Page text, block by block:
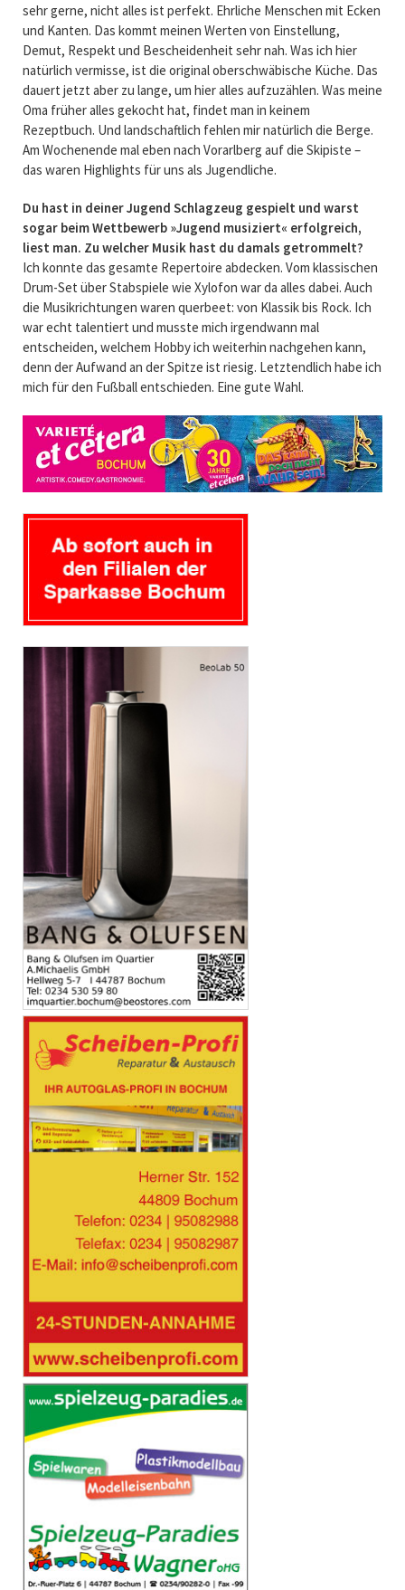
sehr gerne, nicht alles ist perfekt. Ehrliche Menschen mit Ecken
und Kanten. Das kommt meinen Werten von Einstellung,
Demut, Respekt und Bescheidenheit sehr nah. Was ich hier
natürlich vermisse, ist die original oberschwäbische Küche. Das
dauert jetzt aber zu lange, um hier alles aufzuzählen. Was meine
Oma früher alles gekocht hat, findet man in keinem
Rezeptbuch. Und landschaftlich fehlen mir natürlich die Berge.
Am Wochenende mal eben nach Vorarlberg auf die Skipiste –
das waren Highlights für uns als Jugendliche.
Du hast in deiner Jugend Schlagzeug gespielt und warst
sogar beim Wettbewerb »Jugend musiziert« erfolgreich,
liest man. Zu welcher Musik hast du damals getrommelt?
Ich konnte das gesamte Repertoire abdecken. Vom klassischen
Drum-Set über Stabspiele wie Xylofon war da alles dabei. Auch
die Musikrichtungen waren querbeet: von Klassik bis Rock. Ich
war echt talentiert und musste mich irgendwann mal
entscheiden, welchem Hobby ich weiterhin nachgehen kann,
denn der Aufwand an der Spitze ist riesig. Letztendlich habe ich
mich für den Fußball entschieden. Eine gute Wahl.